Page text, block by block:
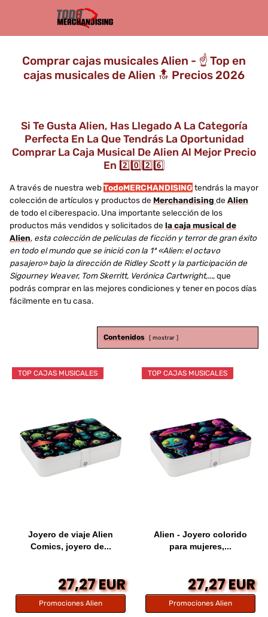
Comprar cajas musicales Alien - ☝️ Top en
cajas musicales de Alien 🔝 Precios 2026
Si Te Gusta Alien, Has Llegado A La Categoría
Perfecta En La Que Tendrás La Oportunidad
Comprar La Caja Musical De Alien Al Mejor Precio
En 2️⃣0️⃣2️⃣6️⃣
A través de nuestra webTodoMERCHANDISINGtendrás la mayor
colección de artículos y productos de Merchandising de Alien
de todo el ciberespacio. Una importante selección de los
productos más vendidos y solicitados de la caja musical de
Alien, esta colección de películas de ficción y terror de gran éxito
en todo el mundo que se inició con la 1ª «Alien: el octavo
pasajero» bajo la dirección de Ridley Scott y la participación de
Sigourney Weaver, Tom Skerritt, Verónica Cartwright,..., que
podrás comprar en las mejores condiciones y tener en pocos días
fácilmente en tu casa.
Contenidos mostrar
TOP CAJAS MUSICALES
Joyero de viaje Alien
Comics, joyero de...
27,27 EUR
Promociones Alien
TOP CAJAS MUSICALES
Alien - Joyero colorido
para mujeres,...
27,27 EUR
Promociones Alien